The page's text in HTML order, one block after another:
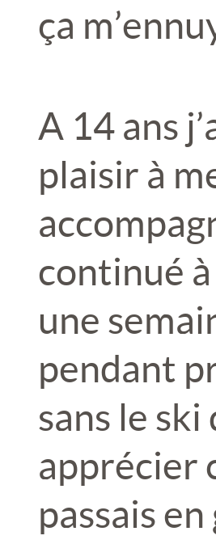
ça
A 14 ans
plaisir à
continué
une
pendant
sans le
apprécier
passais